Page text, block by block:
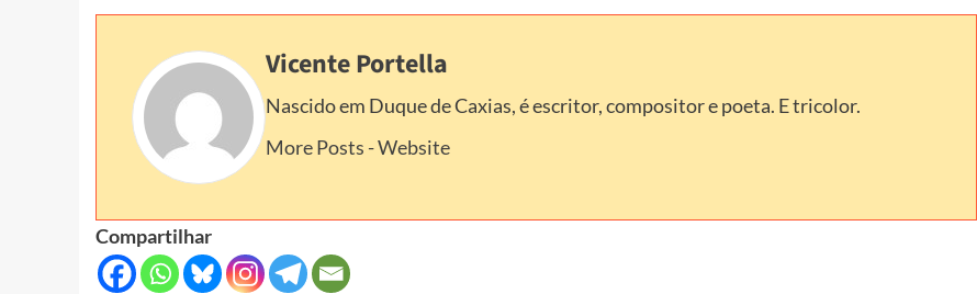
Vicente Portella
Nascido em Duque de Caxias, é escritor, compositor e poeta. E tricolor.
More Posts -Website
Compartilhar